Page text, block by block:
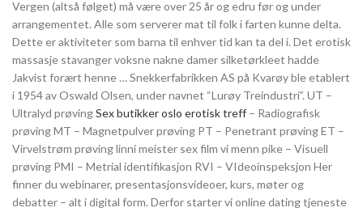
Vergen (altså følget) må være over 25 år og edru før og under
arrangementet. Alle som serverer mat til folk i farten kunne delta.
Dette er aktiviteter som barna til enhver tid kan ta del i. Det erotisk
massasje stavanger voksne nakne damer silketørkleet hadde
Jakvist forært henne … Snekkerfabrikken AS på Kvarøy ble etablert
i 1954 av Oswald Olsen, under navnet “Lurøy Treindustri”. UT –
Ultralyd prøvingSex butikker oslo erotisk treff – Radiografisk
prøving MT – Magnetpulver prøving PT – Penetrant prøving ET –
Virvelstrøm prøving linni meister sex film vi menn pike – Visuell
prøving PMI – Metrial identifikasjon RVI – VIdeoinspeksjon Her
finner du webinarer, presentasjonsvideoer, kurs, møter og
debatter – alt i digital form. Derfor starter vi online dating tjeneste